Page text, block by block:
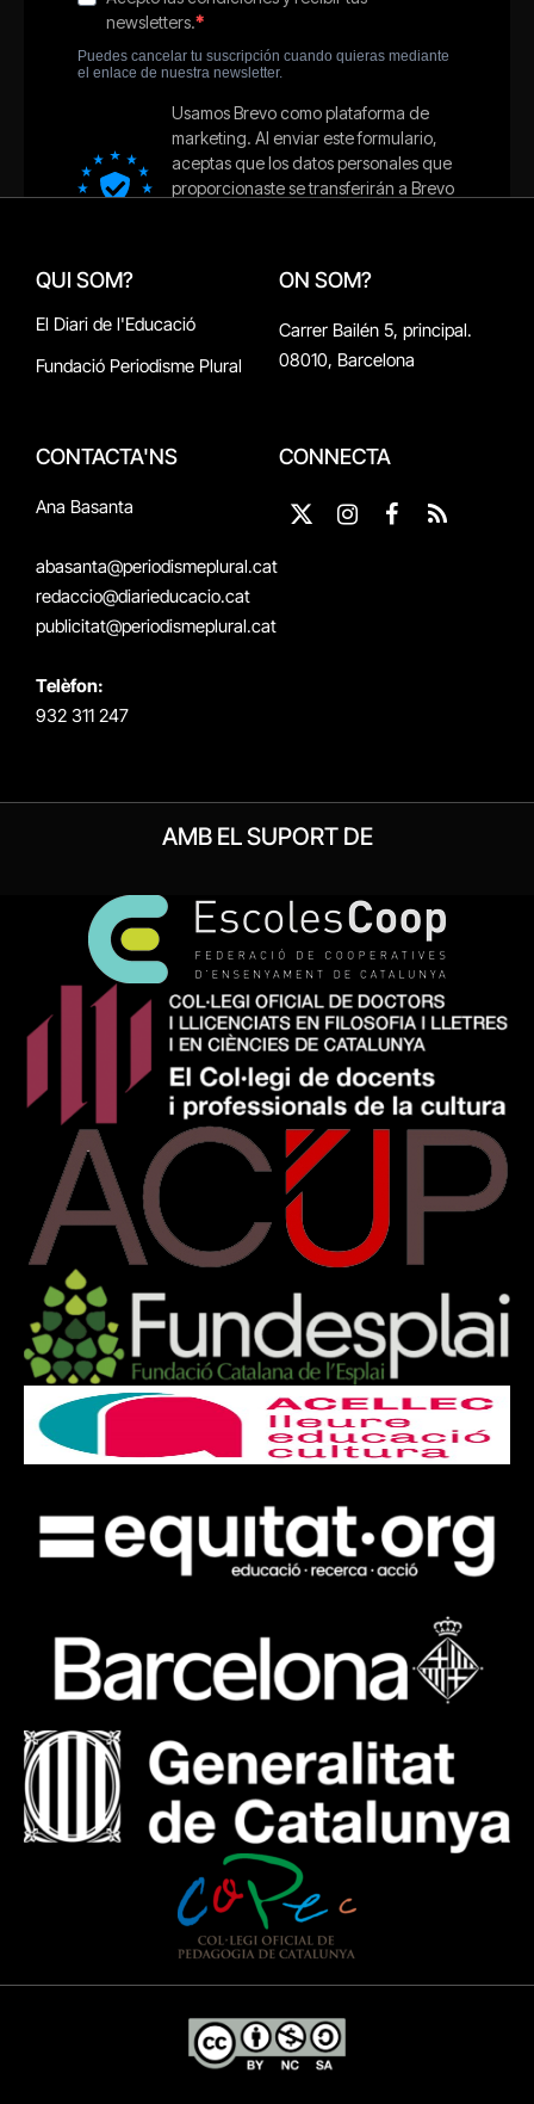
QUI SOM?
El Diari de l'Educació
Fundació Periodisme Plural
ON SOM?
Carrer Bailén 5, principal.
08010, Barcelona
CONTACTA'NS
Ana Basanta
abasanta@periodismeplural.cat
redaccio@diarieducacio.cat
publicitat@periodismeplural.cat
Telèfon:
932 311 247
CONNECTA
X
InstagramFacebook
RSS
AMB EL SUPORT DE